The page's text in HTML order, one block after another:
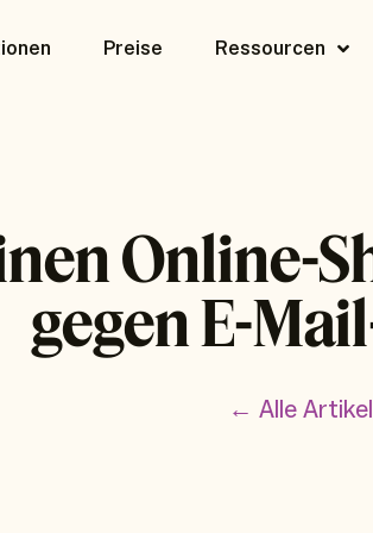
Preise Ressourcen
Online-
gegen E-
← Alle Artikel